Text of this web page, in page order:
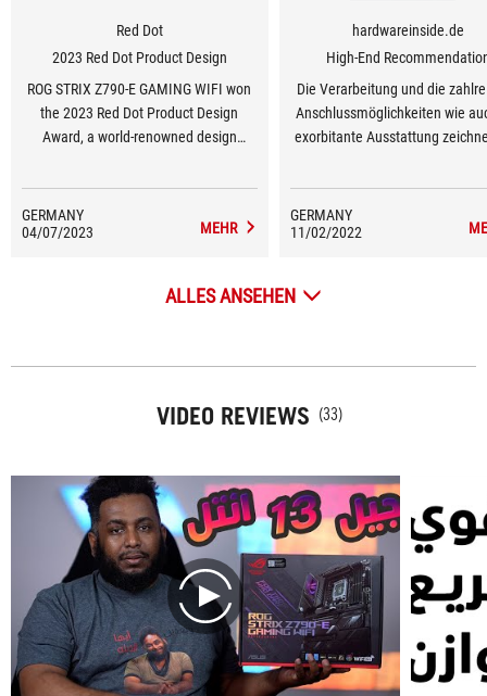
Red Dot
2023 Red Dot Product Design
ROG STRIX Z790-E GAMING WIFI won
the 2023 Red Dot Product Design
Award, a world-renowned design
GERMANY
04/07/2023
MEHR
hardwareinside.de
High-End
Die Verarbeitung und die
Anschlussmöglichkeiten wie
exorbitante Ausstattung
unserer Meinung in jeglicher
GERMANY
11/02/2022
ALLES ANSEHEN
VIDEO REVIEWS (33)
play